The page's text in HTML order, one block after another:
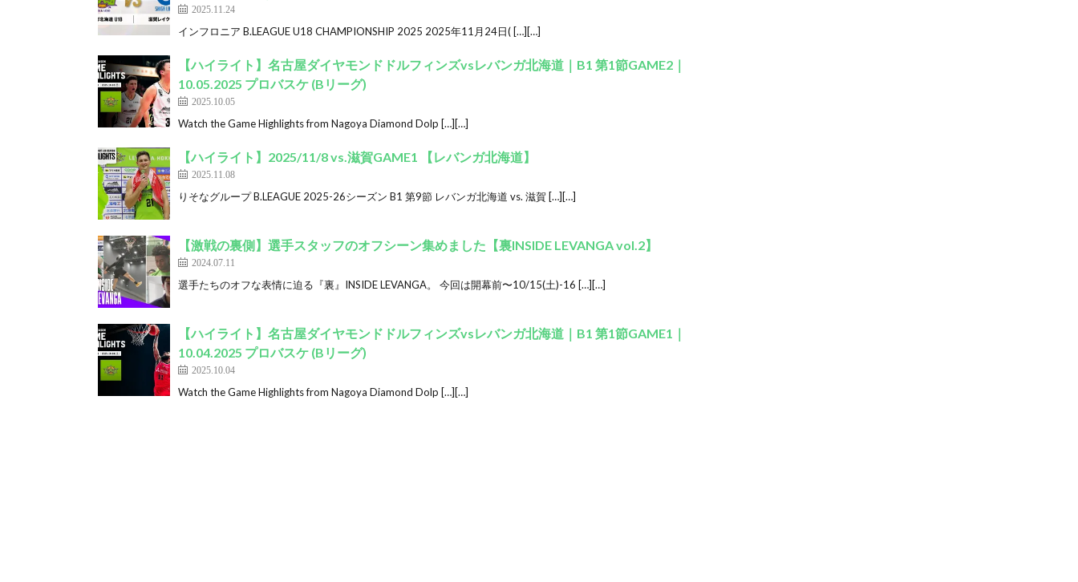
2025.11.24
インフロニア B.LEAGUE U18 CHAMPIONSHIP 2025 2025年11月24日( […][…]
【ハイライト】名古屋ダイヤモンドドルフィンズvsレバンガ北海道｜B1 第1節GAME2｜
10.05.2025 プロバスケ (Bリーグ)
2025.10.05
Watch the Game Highlights from Nagoya Diamond Dolp […][…]
【ハイライト】2025/11/8 vs.滋賀GAME1 【レバンガ北海道】
2025.11.08
りそなグループ B.LEAGUE 2025-26シーズン B1 第9節 レバンガ北海道 vs. 滋賀 […][…]
【激戦の裏側】選手スタッフのオフシーン集めました【裏INSIDE LEVANGA vol.2】
2024.07.11
選手たちのオフな表情に迫る『裏』INSIDE LEVANGA。 今回は開幕前〜10/15(土)-16 […][…]
【ハイライト】名古屋ダイヤモンドドルフィンズvsレバンガ北海道｜B1 第1節GAME1｜
10.04.2025 プロバスケ (Bリーグ)
2025.10.04
Watch the Game Highlights from Nagoya Diamond Dolp […][…]